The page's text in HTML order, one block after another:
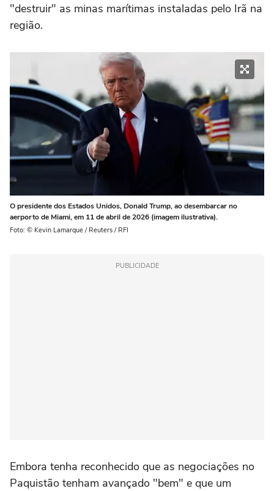
"destruir" as minas marítimas instaladas pelo Irã na
região.
O presidente dos Estados Unidos, Donald Trump, ao desembarcar no
aerporto de Miami, em 11 de abril de 2026 (imagem ilustrativa).
Foto: © Kevin Lamarque / Reuters / RFI
PUBLICIDADE
Embora tenha reconhecido que as negociações no
Paquistão tenham avançado "bem" e que um